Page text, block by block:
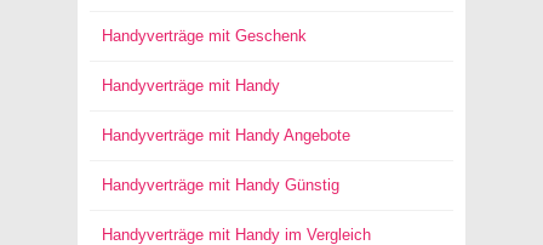
Handyverträge mit Geschenk
Handyverträge mit Handy
Handyverträge mit Handy Angebote
Handyverträge mit Handy Günstig
Handyverträge mit Handy im Vergleich